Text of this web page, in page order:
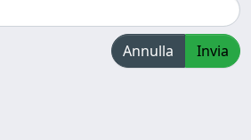
Annulla Invia